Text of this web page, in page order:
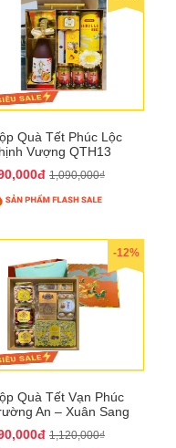
Quà Tết Phúc Lộc
Vượng QTH13
1,090,000₫
-12%
Quà Tết Vạn Phúc
An – Xuân Sang
1,120,000₫